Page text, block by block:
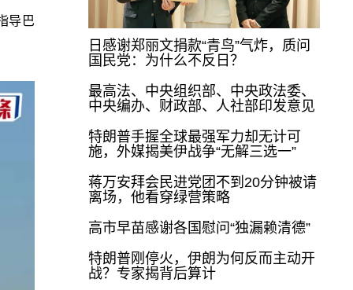
导巴
日感谢郑丽文捐款“青鸟”气炸，质问
国民党：为什么不反日？
最高法、中央组织部、中央政法委、
中央编办、财政部、人社部印发意见
特朗普手握全球最强军力却无计可
施，外媒揭美伊战争“无解三选一”
蒋万安拜会民进党团不到20分钟被请
离场，他看穿绿营策略
高市早苗感谢各国慰问“独漏赖清德”
特朗普刚停火，伊朗为何反而主动开
战？专家揭背后算计